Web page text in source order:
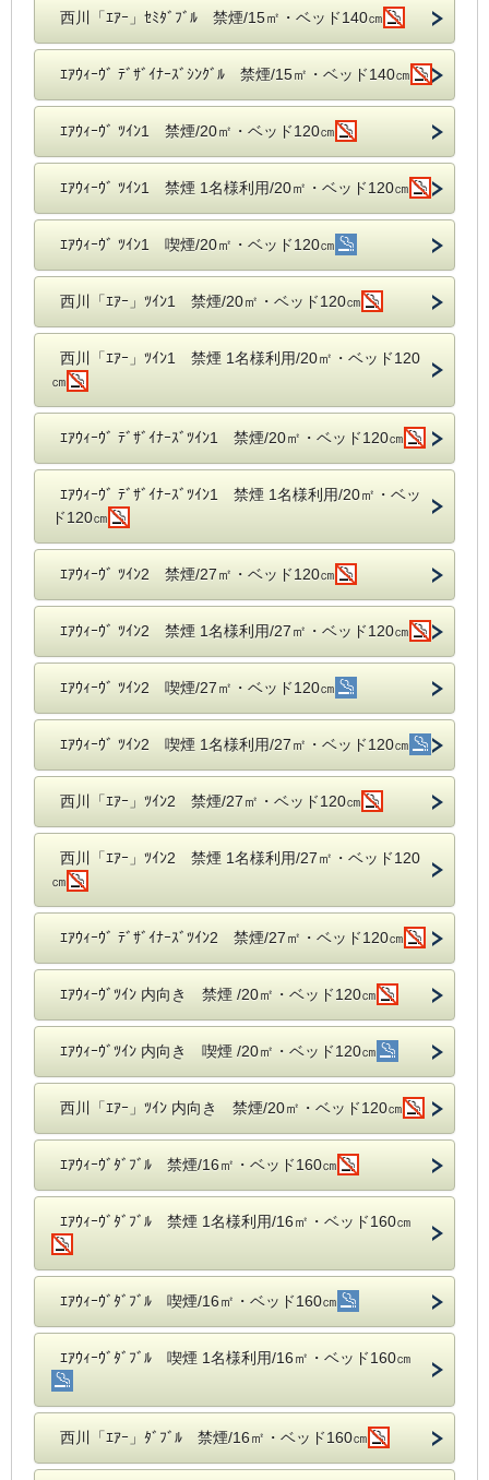
西川「ｴｱｰ」ｾﾐﾀﾞﾌﾞﾙ 禁煙/15㎡・ベッド140㎝
ｴｱｳｨｰｳﾞ ﾃﾞｻﾞｲﾅｰｽﾞｼﾝｸﾞﾙ 禁煙/15㎡・ベッド140㎝
ｴｱｳｨｰｳﾞ ﾂｲﾝ1 禁煙/20㎡・ベッド120㎝
ｴｱｳｨｰｳﾞ ﾂｲﾝ1 禁煙 1名様利用/20㎡・ベッド120㎝
ｴｱｳｨｰｳﾞ ﾂｲﾝ1 喫煙/20㎡・ベッド120㎝
西川「ｴｱｰ」ﾂｲﾝ1 禁煙/20㎡・ベッド120㎝
西川「ｴｱｰ」ﾂｲﾝ1 禁煙 1名様利用/20㎡・ベッド120
㎝
ｴｱｳｨｰｳﾞ ﾃﾞｻﾞｲﾅｰｽﾞﾂｲﾝ1 禁煙/20㎡・ベッド120㎝
ｴｱｳｨｰｳﾞ ﾃﾞｻﾞｲﾅｰｽﾞﾂｲﾝ1 禁煙 1名様利用/20㎡・ベッ
ド120㎝
ｴｱｳｨｰｳﾞ ﾂｲﾝ2 禁煙/27㎡・ベッド120㎝
ｴｱｳｨｰｳﾞ ﾂｲﾝ2 禁煙 1名様利用/27㎡・ベッド120㎝
ｴｱｳｨｰｳﾞ ﾂｲﾝ2 喫煙/27㎡・ベッド120㎝
ｴｱｳｨｰｳﾞ ﾂｲﾝ2 喫煙 1名様利用/27㎡・ベッド120㎝
西川「ｴｱｰ」ﾂｲﾝ2 禁煙/27㎡・ベッド120㎝
西川「ｴｱｰ」ﾂｲﾝ2 禁煙 1名様利用/27㎡・ベッド120
㎝
ｴｱｳｨｰｳﾞ ﾃﾞｻﾞｲﾅｰｽﾞﾂｲﾝ2 禁煙/27㎡・ベッド120㎝
ｴｱｳｨｰｳﾞﾂｲﾝ 内向き 禁煙 /20㎡・ベッド120㎝
ｴｱｳｨｰｳﾞﾂｲﾝ 内向き 喫煙 /20㎡・ベッド120㎝
西川「ｴｱｰ」ﾂｲﾝ 内向き 禁煙/20㎡・ベッド120㎝
ｴｱｳｨｰｳﾞﾀﾞﾌﾞﾙ 禁煙/16㎡・ベッド160㎝
ｴｱｳｨｰｳﾞﾀﾞﾌﾞﾙ 禁煙 1名様利用/16㎡・ベッド160㎝
ｴｱｳｨｰｳﾞﾀﾞﾌﾞﾙ 喫煙/16㎡・ベッド160㎝
ｴｱｳｨｰｳﾞﾀﾞﾌﾞﾙ 喫煙 1名様利用/16㎡・ベッド160㎝
西川「ｴｱｰ」ﾀﾞﾌﾞﾙ 禁煙/16㎡・ベッド160㎝